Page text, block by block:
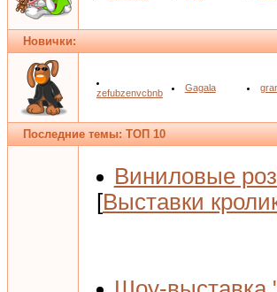
Новички:
zefubzenvcbnb Gagala
Последние темы: ТОП 10
Виниловые
[Выставки